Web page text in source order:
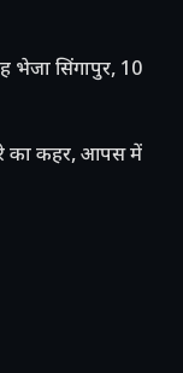
भेजा सिंगापुर, 10
का कहर, आपस में